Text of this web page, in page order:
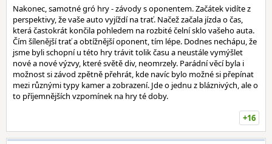
Nakonec, samotné gró hry - závody s oponentem. Začátek vidíte z
perspektivy, že vaše auto vyjíždí na trať. Načež začala jízda o čas,
která častokrát končila pohledem na rozbité čelní sklo vašeho auta.
Čím šílenější trať a obtížnější oponent, tím lépe. Dodnes nechápu, že
jsme byli schopní u této hry trávit tolik času a neustále vymýšlet
nové a nové výzvy, které světě div, neomrzely. Parádní věcí byla i
možnost si závod zpětně přehrát, kde navíc bylo možné si přepínat
mezi různými typy kamer a zobrazení. Jde o jednu z bláznivých, ale o
to příjemnějších vzpomínek na hry té doby.
+16